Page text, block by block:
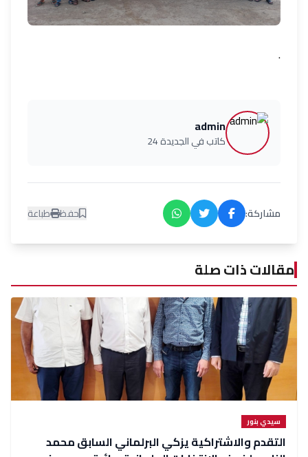
.
admin
كاتب في الجديدة 24
مشاركة: حفظ طباعة
مقالات ذات صلة
سيدي بنور
التقدم والاشتراكية يزكي البرلماني السابق محمد